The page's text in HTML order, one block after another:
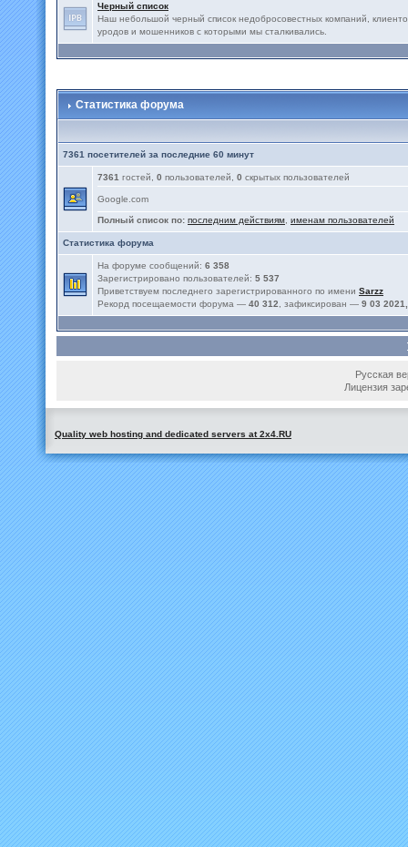
Черный список
Наш небольшой черный список недобросовестных компаний,
уродов и мошенников с которыми мы сталкивались.
Статистика форума
7361 посетителей за последние 60 минут
7361 гостей, 0 пользователей, 0 скрытых пользователей
Google.com
Полный список по: последним действиям именам пользователей
Статистика форума
На форуме сообщений: 6 358
Зарегистрировано пользователей: 5 537
Приветствуем последнего зарегистрированного по имени Sarzz
Рекорд посещаемости форума — 40 312 , зафиксирован — 9 03
Русская
Лицензия
Quality web hosting and dedicated servers at 2x4.RU